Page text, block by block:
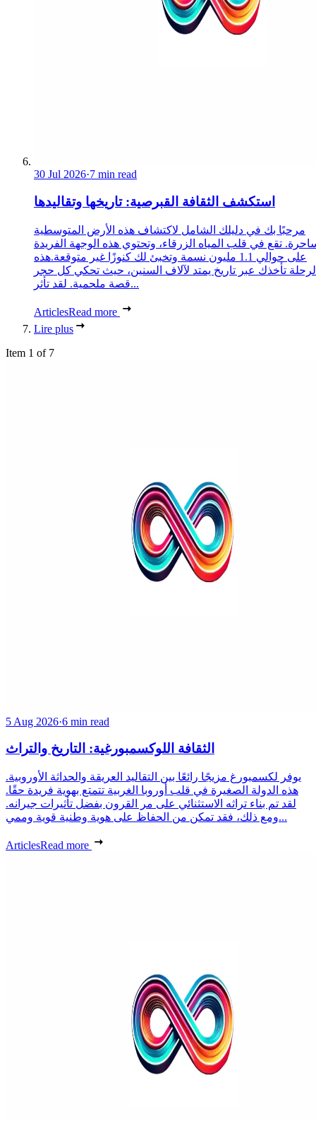
30 Jul 2026·7 min read
استكشف الثقافة القبرصية: تاريخها وتقاليدها
مرحبًا بك في دليلك الشامل لاكتشاف هذه الأرض المتوسطية
تقع في قلب المياه الزرقاء، وتحتوي هذه الوجهة الفريدة
على حوالي 1.1 مليون نسمة وتخبئ لك كنوزًا غير متوقعة.هذه
تأخذك عبر تاريخ يمتد لآلاف السنين، حيث تحكي كل حجر
قصة ملحمية. لقد تأثر...
ArticlesRead more
Lire plus
Item 1 of 7
5 Aug 2026·6 min read
الثقافة اللوكسمبورغية: التاريخ والتراث
يوفر لكسمبورغ مزيجًا رائعًا بين التقاليد العريقة والحداثة الأوروبية.
هذه الدولة الصغيرة في قلب أوروبا الغربية تتمتع بهوية فريدة حقًا.
لقد تم بناء تراثه الاستثنائي على مر القرون بفضل تأثيرات جيرانه.
ومع ذلك، فقد تمكن من الحفاظ على هوية وطنية قوية وممي...
ArticlesRead more